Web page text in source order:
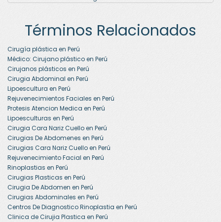
Términos Relacionados
Cirugía plástica en Perú
Médico: Cirujano plástico en Perú
Cirujanos plásticos en Perú
Cirugia Abdominal en Perú
Lipoescultura en Perú
Rejuvenecimientos Faciales en Perú
Protesis Atencion Medica en Perú
Lipoesculturas en Perú
Cirugia Cara Nariz Cuello en Perú
Cirugias De Abdomenes en Perú
Cirugias Cara Nariz Cuello en Perú
Rejuvenecimiento Facial en Perú
Rinoplastias en Perú
Cirugias Plasticas en Perú
Cirugia De Abdomen en Perú
Cirugias Abdominales en Perú
Centros De Diagnostico Rinoplastia en Perú
Clinica de Cirujia Plastica en Perú